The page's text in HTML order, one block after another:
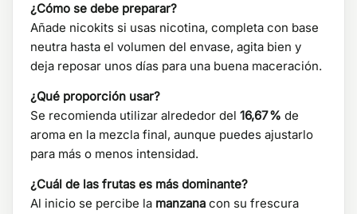
¿Cómo se debe preparar?
Añade nicokits si usas nicotina, completa con base
neutra hasta el volumen del envase, agita bien y
deja reposar unos días para una buena maceración.
¿Qué proporción usar?
Se recomienda utilizar alrededor del 16,67 % de
aroma en la mezcla final, aunque puedes ajustarlo
para más o menos intensidad.
¿Cuál de las frutas es más dominante?
Al inicio se percibe la manzana con su frescura